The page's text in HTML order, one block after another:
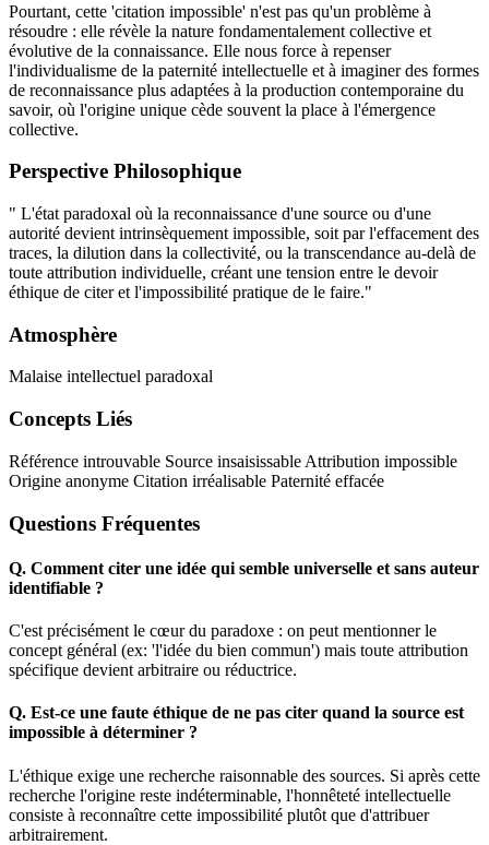
Pourtant, cette 'citation impossible' n'est pas qu'un problème à
résoudre : elle révèle la nature fondamentalement collective et
évolutive de la connaissance. Elle nous force à repenser
l'individualisme de la paternité intellectuelle et à imaginer des formes
de reconnaissance plus adaptées à la production contemporaine du
savoir, où l'origine unique cède souvent la place à l'émergence
collective.
Perspective Philosophique
" L'état paradoxal où la reconnaissance d'une source ou d'une
autorité devient intrinsèquement impossible, soit par l'effacement des
traces, la dilution dans la collectivité, ou la transcendance au-delà de
toute attribution individuelle, créant une tension entre le devoir
éthique de citer et l'impossibilité pratique de le faire."
Atmosphère
Malaise intellectuel paradoxal
Concepts Liés
Référence introuvable Source insaisissable Attribution impossible
Origine anonyme Citation irréalisable Paternité effacée
Questions Fréquentes
Q. Comment citer une idée qui semble universelle et sans auteur
identifiable ?
C'est précisément le cœur du paradoxe : on peut mentionner le
concept général (ex: 'l'idée du bien commun') mais toute attribution
spécifique devient arbitraire ou réductrice.
Q. Est-ce une faute éthique de ne pas citer quand la source est
impossible à déterminer ?
L'éthique exige une recherche raisonnable des sources. Si après cette
recherche l'origine reste indéterminable, l'honnêteté intellectuelle
consiste à reconnaître cette impossibilité plutôt que d'attribuer
arbitrairement.